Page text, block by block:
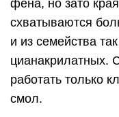
фена, но зато
схватываются
и из семейства
цианакрилатных.
работать только
смол.